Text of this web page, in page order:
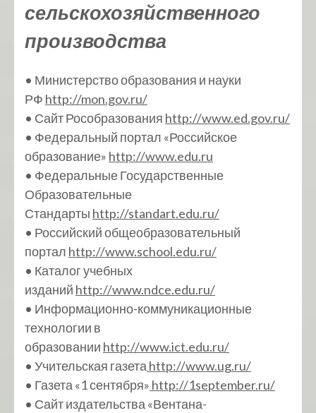
сельскохозяйственного
производства
• Министерство образования и науки
РФ http://mon.gov.ru/
• Сайт Рособразования http://www.ed.gov.ru/
• Федеральный портал «Российское
образование» http://www.edu.ru
• Федеральные Государственные
Образовательные
Стандарты http://standart.edu.ru/
• Российский общеобразовательный
портал http://www.school.edu.ru/
• Каталог учебных
изданий http://www.ndce.edu.ru/
• Информационно-коммуникационные
технологии в
образовании http://www.ict.edu.ru/
• Учительская газетаhttp://www.ug.ru/
• Газета «1 сентября» http://1september.ru/
• Сайт издательства «Вентана-